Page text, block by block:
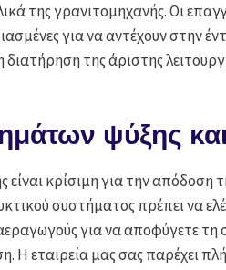
της γρανιτομηχανής. Οι
για να αντέχουν στην
της άριστης
ψύξης
κρίσιμη για την απόδοση
συστήματος πρέπει να
για να αποφύγετε
Η εταιρεία μας σας παρέχει